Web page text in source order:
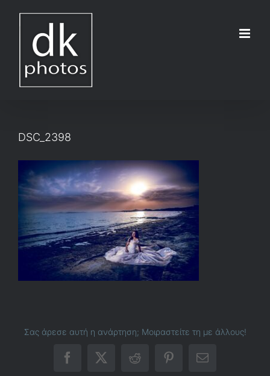
DSC_2398
Σας άρεσε αυτή η ανάρτηση; Μοιραστείτε τη με άλλους!
Facebook
X RedditPinterestEmail